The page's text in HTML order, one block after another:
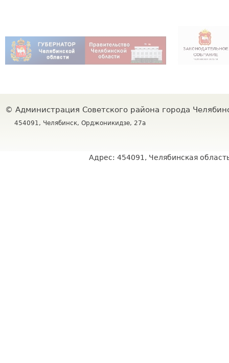
© Администрация Советского района города
454091, Челябинск, Орджоникидзе, 27а
Адрес: 454091, Челябинская